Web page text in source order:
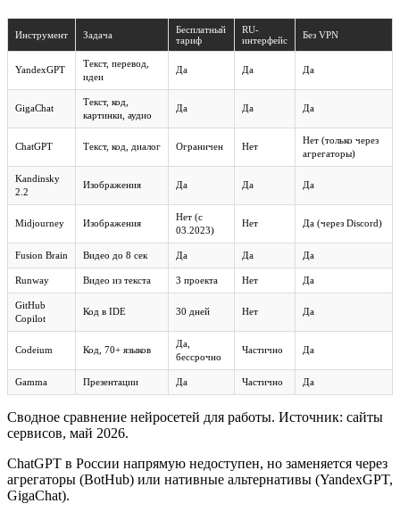
Инструмент Задача
Бесплатный
тариф
RU-
интерфейс
Без VPN
YandexGPT
Текст, перевод,
идеи
Да Да Да
GigaChat
Текст, код,
картинки, аудио
Да Да Да
ChatGPT Текст, код, диалог Ограничен Нет
Нет (только через
агрегаторы)
Kandinsky
2.2
Изображения Да Да Да
Midjourney Изображения
Нет (с
03.2023)
Нет Да (через Discord)
Fusion Brain Видео до 8 сек Да Да Да
Runway Видео из текста 3 проекта Нет Да
GitHub
Copilot
Код в IDE 30 дней Нет Да
Codeium Код, 70+ языков
Да,
бессрочно
Частично Да
Gamma Презентации Да Частично Да
Сводное сравнение нейросетей для работы. Источник: сайты
сервисов, май 2026.
ChatGPT в России напрямую недоступен, но заменяется через
агрегаторы (BotHub) или нативные альтернативы (YandexGPT,
GigaChat).